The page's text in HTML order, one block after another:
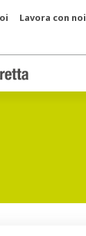
Lavora con noi